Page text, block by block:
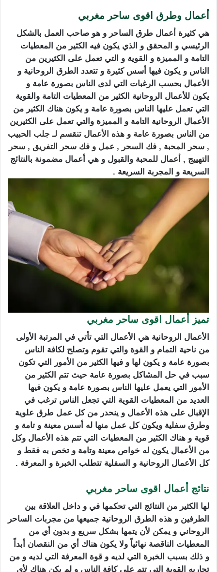
أعمال وطرق اقوى ساحر مغربي
هي كثيرة أعمال طرق الساحر و هو صاحب العمل بالشكل
الرئيسي و المحقق و الذي يكون فيه الكثير من المعطيات
التامة و المميزة و القوية و التي تعمل على الكثيرين من
الناس و يكون فيها أسس كثيرة و تتعدد الطرق الروحانية و
الأعمال بحسب الرغبات التي لدى الناس بصورة عامة و
يكون للأعمال الروحانية الكثير من المعطيات التامة والقوية
التي تعمل عليها الناس بصورة عامة و يكون هناك الكثير من
الأعمال الروحانية التامة و المميزة والتي تعمل على الكثيرين
من الناس بصورة عامة و هذه الأعمال تنقسم لـ جلب الحبيب
, سحر المحبة , فك السحر , عمل و فك سحر التفريق , سحر
التهييج , أعمال للمحبة والقبول و هي أعمال مضمونة بالنتائج
السريعة و المجربة السريعة .
تميز أعمال اقوى ساحر مغربي
الأعمال الروحانية هي الأعمال التي تأتي في المرتبة الأولى
من ناحية التمام و القوة والتي تقوم وتصلح لكافة الناس
بصورة عامة و يكون لها و فيها الكثير من الأمور التي تكون
سبب في حل المشاكل بصورة عامة حيث تتم الكثير من
الأمور التي يعمل عليها الناس بصورة عامة و يكون فيها
العديد من المعطيات القوية التي تجعل الناس ترغب في
الإقبال على هذه الأعمال و ينحدر من كل عمل طرق علوية
وطرق سفلية ويكون كل عمل منها له أسس معينة و تامة و
قوية و هناك الكثير من المعطيات التي تتم هذه الأعمال وكل
من الأعمال يكون له خواص معينة وتامة و تخص به فقط و
كل الأعمال الروحانية و السفلية تتطلب الخبرة و المعرفة .
نتائج أعمال اقوى ساحر مغربي
لها الكثير من النتائج التي تحكمها في و داخل العلاقة بين
الطرفين و هذه الطرق الروحانية جميعها من مجربات الساحر
الروحاني و يمكن لأن يتمها بشكل سريع و بدون أي من
المعطيات الناقصة نهائياً ولا يكون هناك أي من النقصان أبداً
و ذلك بسبب الخبرة التي لديه و قوة المعرفة التي لديه و من
تجاربه القوية التي تتم على كافة الناس و لم يكن هناك لأي